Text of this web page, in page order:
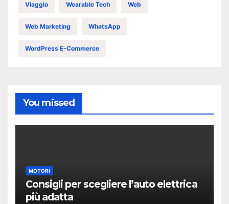
Viaggio Wearable Tech Web
Web Marketing WhatsApp
WordPress E-Commerce
You missed
MOTORI
Consigli per scegliere l’auto elettrica
più adatta